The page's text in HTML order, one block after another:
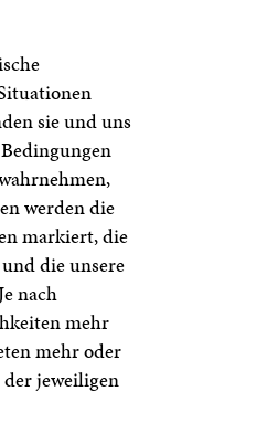
sie und uns
werden die
markiert, die
die unsere
nach
mehr
mehr oder
jeweiligen